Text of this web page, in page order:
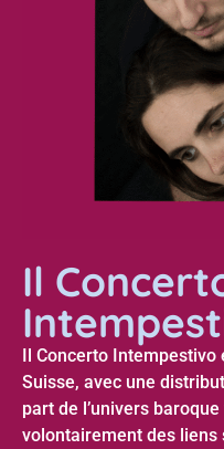
Il
Il Concerto Intempestivo
Suisse, avec une
part de l’univers
volontairement des liens